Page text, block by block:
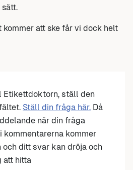
att ske får vi dock helt
Etikettdoktorn, ställ den
Ställ din fråga här. Då
när din fråga
kommentarerna kommer
ditt svar kan dröja och
att hitta